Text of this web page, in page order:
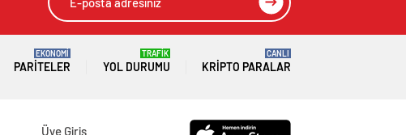
PARITELER
EKONOMİ
YOL DURUMU
TRAFİK
KRIPTO PARALAR
CANLI
Üye Giriş